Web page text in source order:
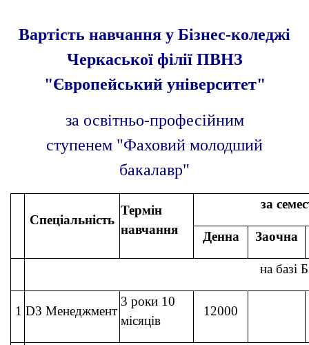
Вартість навчання у Бізнес-коледжі
Черкаської філії ПВНЗ
"Європейський університет"
за освітньо-професійним
ступенем "Фаховий молодший
бакалавр"
Спеціальність
Термін
навчання
за
Денна Заочна
на базі
1 D3 Менеджмент
3 роки 10
місяців
12000